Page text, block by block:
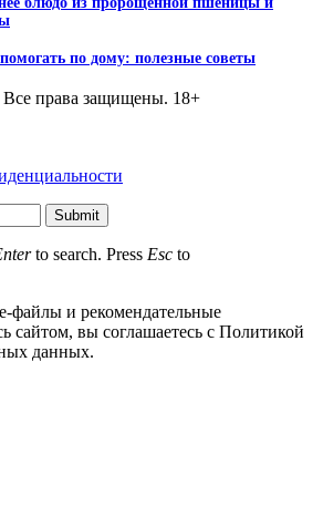
по дому: полезные советы
права защищены. 18+
Submit
to search. Press Esc to
файлы и рекомендательные
сайтом, вы соглашаетесь с Политикой
данных.